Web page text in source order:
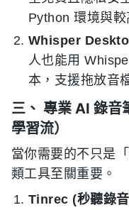
Python 環境與較
Whisper
人也能用
本，支援拖放音
三、 專業 AI 錄音
學習流）
當你需要的不只是
類工具至關重要。
Tinrec (秒聽錄